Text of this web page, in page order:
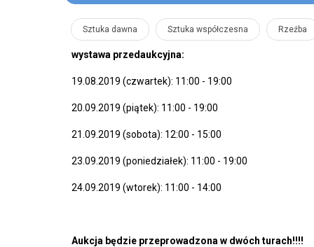
Sztuka dawna Sztuka współczesna Rzeźba
wystawa przedaukcyjna:
19.08.2019 (czwartek): 11:00 - 19:00
20.09.2019 (piątek): 11:00 - 19:00
21.09.2019 (sobota): 12:00 - 15:00
23.09.2019 (poniedziałek): 11:00 - 19:00
24.09.2019 (wtorek): 11:00 - 14:00
Aukcja będzie przeprowadzona w dwóch turach!!!!